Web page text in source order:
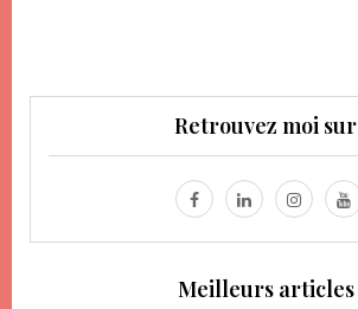
Retrouvez moi sur
Meilleurs articles